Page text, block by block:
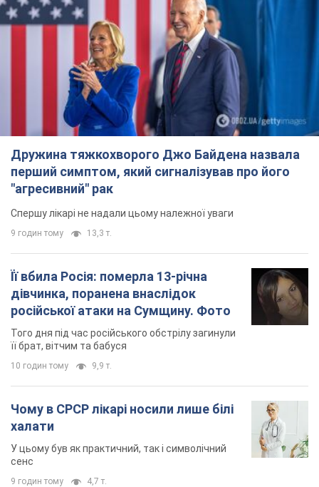
Дружина тяжкохворого Джо Байдена назвала
перший симптом, який сигналізував про його
"агресивний" рак
Спершу лікарі не надали цьому належної уваги
9 годин тому 13,3 т.
Її вбила Росія: померла 13-річна
дівчинка, поранена внаслідок
російської атаки на Сумщину. Фото
Того дня під час російського обстрілу загинули
її брат, вітчим та бабуся
10 годин тому 9,9 т.
Чому в СРСР лікарі носили лише білі
халати
У цьому був як практичний, так і символічний
сенс
9 годин тому 4,7 т.